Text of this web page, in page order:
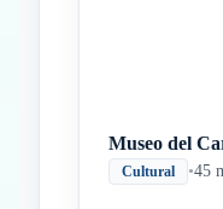
Museo del
Cultural •45